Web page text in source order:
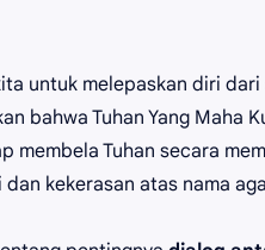
untuk melepaskan diri
bahwa Tuhan Yang Maha
membela Tuhan secara
kekerasan atas nama